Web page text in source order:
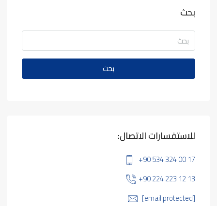
بحث
بحث
للاستفسارات الاتصال:
+90 534 324 00 17
+90 224 223 12 13
[email protected]